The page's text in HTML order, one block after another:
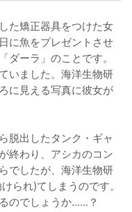
た矯正器具をつけた女
に魚をプレゼントさせ
ーラ」のことです。
いました。海洋生物研
に見える写真に彼女が
脱出したタンク・ギャ
終わり、アシカのコン
でしたが、海洋生物研
られ)てしまうのです。
のでしょうか......？